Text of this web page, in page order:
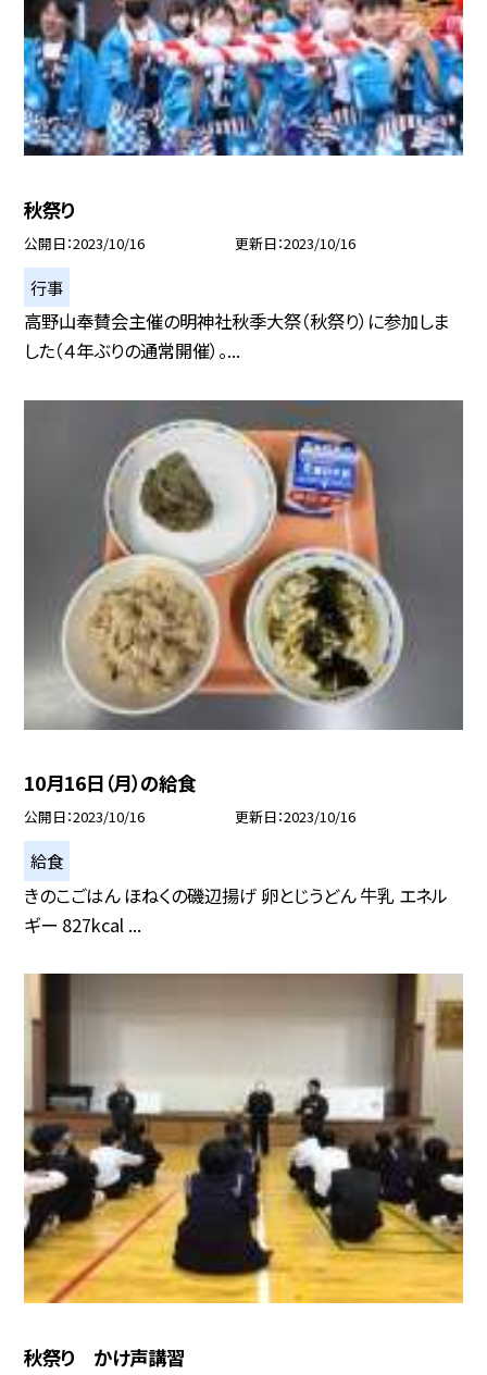
秋祭り
公開日 2023/10/16 更新日 2023/10/16
行事
高野山奉賛会主催の明神社秋季大祭（秋祭り）に参加しま
した（４年ぶりの通常開催）。...
10月16日（月）の給食
公開日 2023/10/16 更新日 2023/10/16
給食
きのこごはん ほねくの磯辺揚げ 卵とじうどん 牛乳 エネル
ギー 827kcal ...
秋祭り かけ声講習